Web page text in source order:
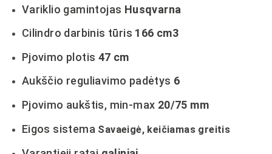
Variklio gamintojas Husqvarna
Cilindro darbinis tūris 166 cm3
Pjovimo plotis 47 cm
Aukščio reguliavimo padėtys 6
Pjovimo aukštis, min-max 20/75 mm
Eigos sistema Savaeigė, keičiamas greitis